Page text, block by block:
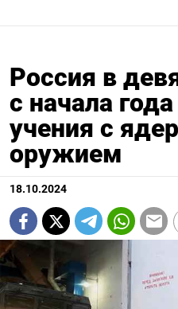
Россия в
с начала
учения с
оружием
18.10.2024